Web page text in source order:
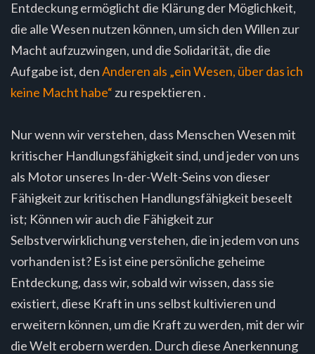
Entdeckung ermöglicht die Klärung der Möglichkeit,
die alle Wesen nutzen können, um sich den Willen zur
Macht aufzuzwingen, und die Solidarität, die die
Aufgabe ist, denAnderen als „ein Wesen, über das ich
keine Macht habe“ zu respektieren .
Nur wenn wir verstehen, dass Menschen Wesen mit
kritischer Handlungsfähigkeit sind, und jeder von uns
als Motor unseres In-der-Welt-Seins von dieser
Fähigkeit zur kritischen Handlungsfähigkeit beseelt
ist; Können wir auch die Fähigkeit zur
Selbstverwirklichung verstehen, die in jedem von uns
vorhanden ist? Es ist eine persönliche geheime
Entdeckung, dass wir, sobald wir wissen, dass sie
existiert, diese Kraft in uns selbst kultivieren und
erweitern können, um die Kraft zu werden, mit der wir
die Welt erobern werden. Durch diese Anerkennung